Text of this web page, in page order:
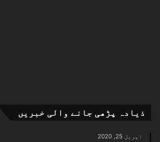
ذیادہ پڑھی جانے والی خبریں
اپریل 25, 2020